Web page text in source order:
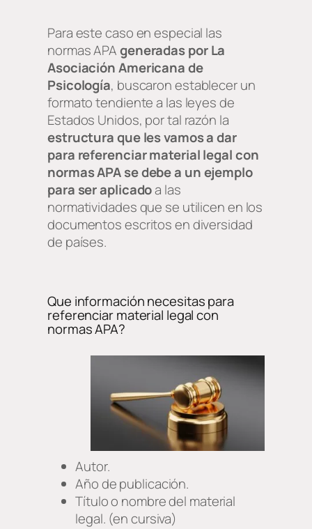
Para este caso en especial las
normas APAgeneradas por La
Asociación Americana de
Psicología, buscaron establecer un
formato tendiente a las leyes de
Estados Unidos, por tal razón la
estructura que les vamos a dar
para referenciar material legal con
normas APA se debe a un ejemplo
para ser aplicadoa las
normatividades que se utilicen en los
documentos escritos en diversidad
de países.
Que información necesitas para
referenciar material legal con
normas APA?
Autor.
Año de publicación.
Título o nombre del material
legal. (en cursiva)